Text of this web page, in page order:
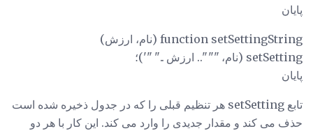
پایان
function setSettingString (نام، ارزش)
setSetting (نام، "" ".. ارزش .." "')؛
پایان
تابع setSetting هر تنظیم قبلی را که در جدول ذخیره شده است
حذف می کند و مقدار جدیدی را وارد می کند. این کار با هر دو